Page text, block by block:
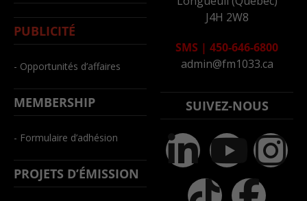
PUBLICITÉ
- Opportunités d’affaires
MEMBERSHIP
- Formulaire d’adhésion
PROJETS D’ÉMISSION
J4H 2W8
SMS | 450-646-6800
admin@fm1033.ca
SUIVEZ-NOUS